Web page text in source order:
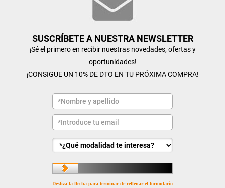
SUSCRÍBETE A NUESTRA NEWSLETTER
¡Sé el primero en recibir nuestras novedades, ofertas y
oportunidades!
¡CONSIGUE UN 10% DE DTO EN TU PRÓXIMA COMPRA!
Desliza la flecha para terminar de rellenar el formulario